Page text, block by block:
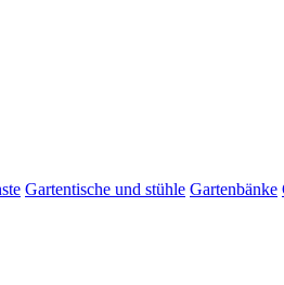
Gartentische und stühle Gartenbänke